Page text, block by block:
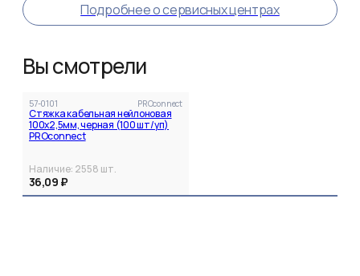
Подробнее о сервисных центрах
Вы смотрели
57-0101 PROconnect
Стяжка кабельная нейлоновая
100x2,5мм, черная (100 шт/уп)
PROconnect
Наличие: 2558 шт.
36,09 ₽